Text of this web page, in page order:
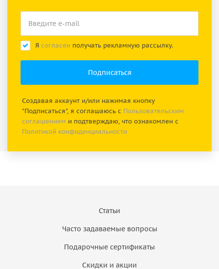
Я согласен получать рекламную рассылку.
Создавая аккаунт и/или нажимая кнопку
"Подписаться", я соглашаюсь с Пользовательским
соглашением и подтверждаю, что ознакомлен с
Политикой конфиденциальности
Статьи
Часто задаваемые вопросы
Подарочные сертификаты
Скидки и акции